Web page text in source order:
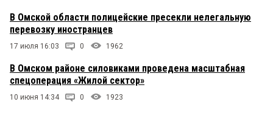
В Омской области полицейские пресекли нелегальную
перевозку иностранцев
17 июля 16:03 0 1962
В Омском районе силовиками проведена масштабная
спецоперация «Жилой сектор»
10 июня 14:34 0 1923